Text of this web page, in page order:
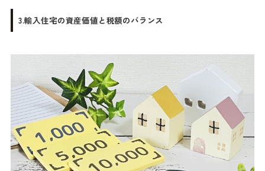
3.輸入住宅の資産価値と税額のバランス